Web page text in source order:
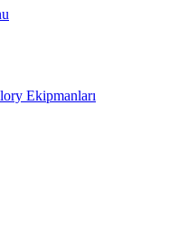
Ekipmanları